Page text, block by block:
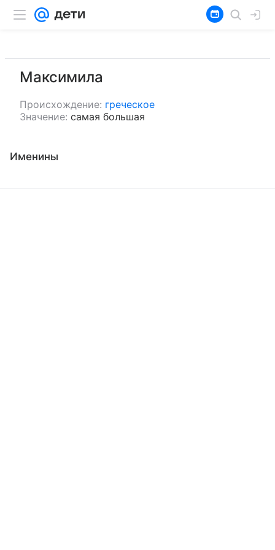
Максимила
Происхождение: греческое
Значение: самая большая
Именины